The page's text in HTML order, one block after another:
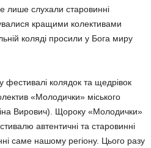
лише слухали старовинні
кращими колективами
коляді просили у Бога миру
колядок та щедрівок
«Молодич­ки» міського
Вирович). Щороку «Молодички»
автентичні та старо­вин­ні
саме нашому регіону. Цього разу